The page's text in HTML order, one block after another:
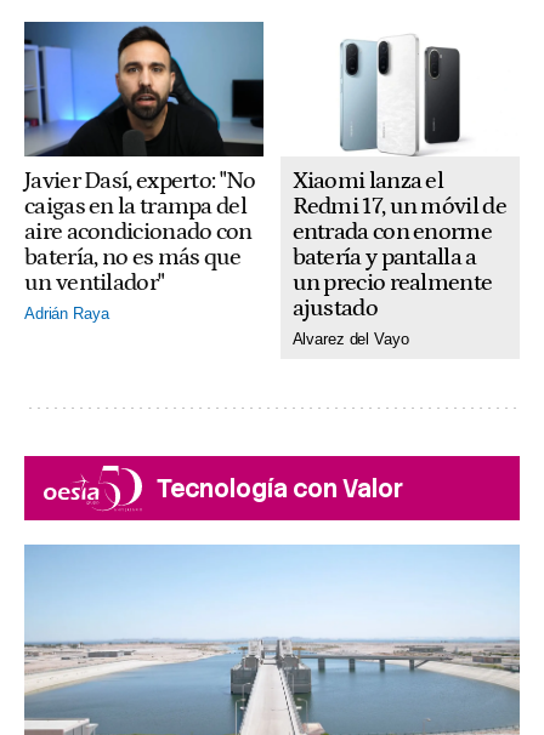
Javier Dasí, experto: "No
caigas en la trampa del
aire acondicionado con
batería, no es más que
un ventilador"
Adrián Raya
Xiaomi lanza el
Redmi 17, un móvil de
entrada con enorme
batería y pantalla a
un precio realmente
ajustado
Alvarez del Vayo
Tecnología con Valor